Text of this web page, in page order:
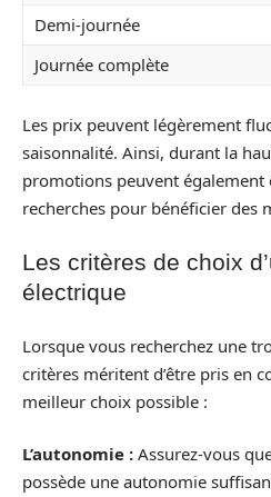
Demi-journée
Journée complète
Les prix peuvent légèrement
saisonnalité. Ainsi, durant la
promotions peuvent également
recherches pour bénéficier des
Les critères de choix
électrique
Lorsque vous recherchez une
critères méritent d’être pris en
meilleur choix possible :
L’autonomie : Assurez-vous
possède une autonomie